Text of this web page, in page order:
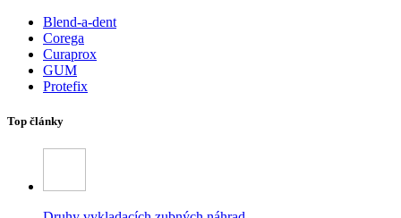
Blend-a-dent
Corega
Curaprox
GUM
Protefix
Top články